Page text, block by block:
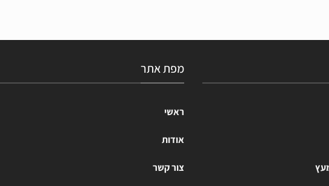
מפת אתר
ראשי
אודות
צור קשר